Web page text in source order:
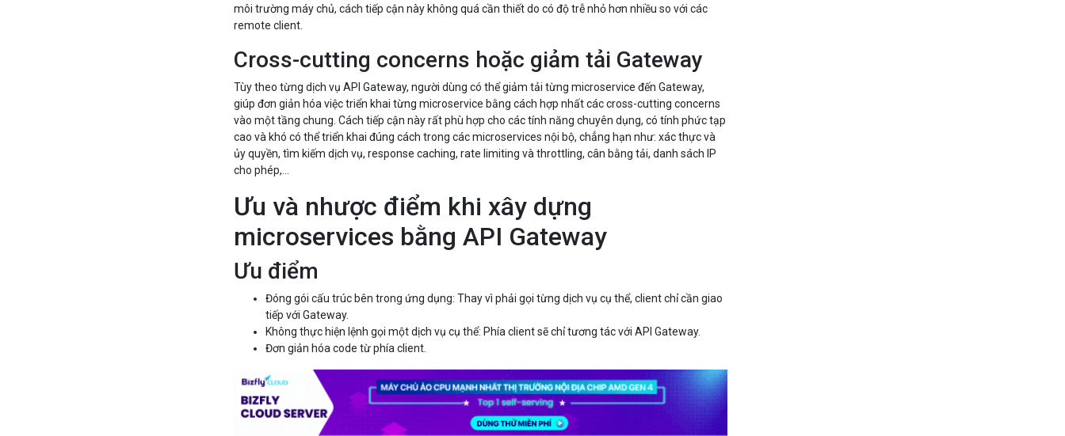
môi trường máy chủ, cách tiếp cận này không quá cần thiết do có độ trễ nhỏ hơn nhiều so với các
remote client.
Cross-cutting concerns hoặc giảm tải Gateway
Tùy theo từng dịch vụ API Gateway, người dùng có thể giảm tải từng microservice đến Gateway,
giúp đơn giản hóa việc triển khai từng microservice bằng cách hợp nhất các cross-cutting concerns
vào một tầng chung. Cách tiếp cận này rất phù hợp cho các tính năng chuyên dụng, có tính phức tạp
cao và khó có thể triển khai đúng cách trong các microservices nội bộ, chẳng hạn như: xác thực và
ủy quyền, tìm kiếm dịch vụ, response caching, rate limiting và throttling, cân bằng tải, danh sách IP
cho phép,...
Ưu và nhược điểm khi xây dựng
microservices bằng API Gateway
Ưu điểm
Đóng gói cấu trúc bên trong ứng dụng: Thay vì phải gọi từng dịch vụ cụ thể, client chỉ cần giao
tiếp với Gateway.
Không thực hiện lệnh gọi một dịch vụ cụ thể: Phía client sẽ chỉ tương tác với API Gateway.
Đơn giản hóa code từ phía client.